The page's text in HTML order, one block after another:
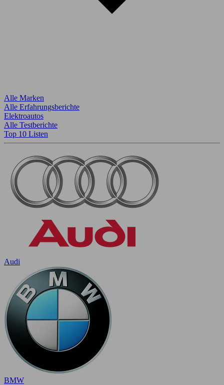
Alle Marken
Alle Erfahrungsberichte
Elektroautos
Alle Testberichte
Top 10 Listen
Audi
BMW